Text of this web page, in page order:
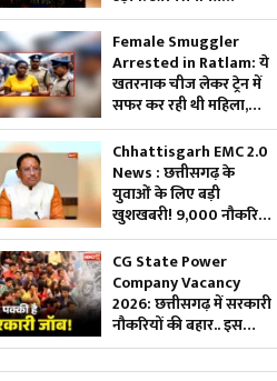
महिलाओं ने रैंप पर बिखेरा
आत्मविश्वास, तस्वीरें जीत
लेंगी आपका दिल
Female Smuggler
Arrested in Ratlam: ये
खतरनाक चीज लेकर ट्रेन में
सफर कर रही थी महिला,
पुलिस ने किया गिरफ्तार,
जांच में सामने आई चौंकाने
वाली सच्चाई
Chhattisgarh EMC 2.0
News : छत्तीसगढ़ के
युवाओं के लिए बड़ी
खुशखबरी! 9,000 नौकरियों
का रास्ता साफ, केंद्र ने दी
मेगा प्रोजेक्ट को मंजूरी
CG State Power
Company Vacancy
2026: छत्तीसगढ़ में सरकारी
नौकरियों की बहार.. इस
विभाग ने 1235 पदों पर बम्पर
भर्ती, डाटा एंट्री ऑपरेटर के ही